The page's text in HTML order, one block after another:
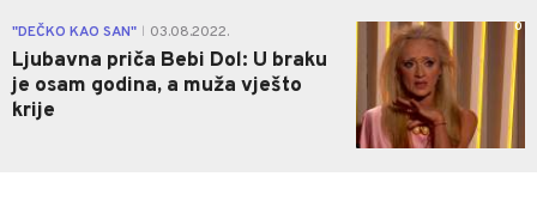
"DEČKO KAO SAN" 03.08.2022.
Ljubavna priča Bebi Dol: U braku
je osam godina, a muža vješto
krije
0